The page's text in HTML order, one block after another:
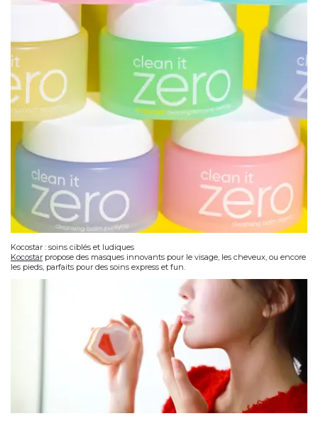
Kocostar : soins ciblés et ludiques
Kocostar propose des masques innovants pour le visage, les cheveux, ou encore
les pieds, parfaits pour des soins express et fun.